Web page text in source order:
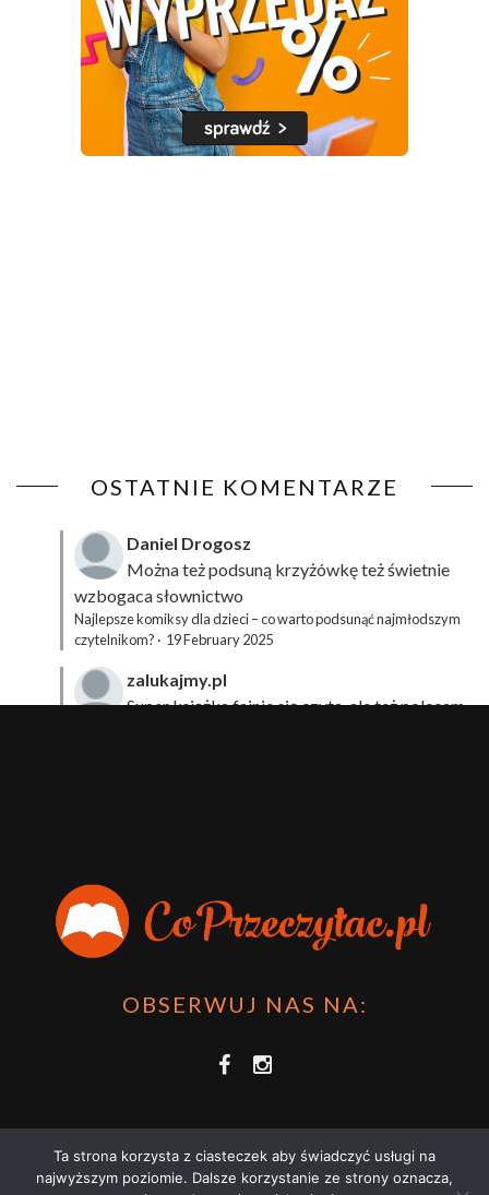
OSTATNIE KOMENTARZE
Daniel Drogosz
Można też podsuną krzyżówkęteż świetnie
wzbogaca słownictwo
Najlepsze komiksy dla dzieci – co warto podsunąć najmłodszym
czytelnikom? · 19 February 2025
zalukajmy.pl
Super książka fajnie się czyta, ale też polecam
książki skoro czyta się np na czytniku.
Planer Książkary – ten gadżet powinien mieć każdy
książkoholik!
8 December 2023
OBSERWUJ NAS NA:
Ta strona korzysta z ciasteczek aby świadczyć usługi na
najwyższym poziomie. Dalsze korzystanie ze strony oznacza,